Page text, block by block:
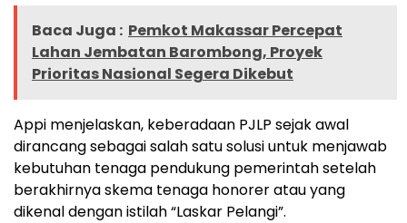
Baca Juga : Pemkot Makassar Percepat
Lahan Jembatan Barombong, Proyek
Prioritas Nasional Segera Dikebut
Appi menjelaskan, keberadaan PJLP sejak awal
dirancang sebagai salah satu solusi untuk menjawab
kebutuhan tenaga pendukung pemerintah setelah
berakhirnya skema tenaga honorer atau yang
dikenal dengan istilah “Laskar Pelangi”.